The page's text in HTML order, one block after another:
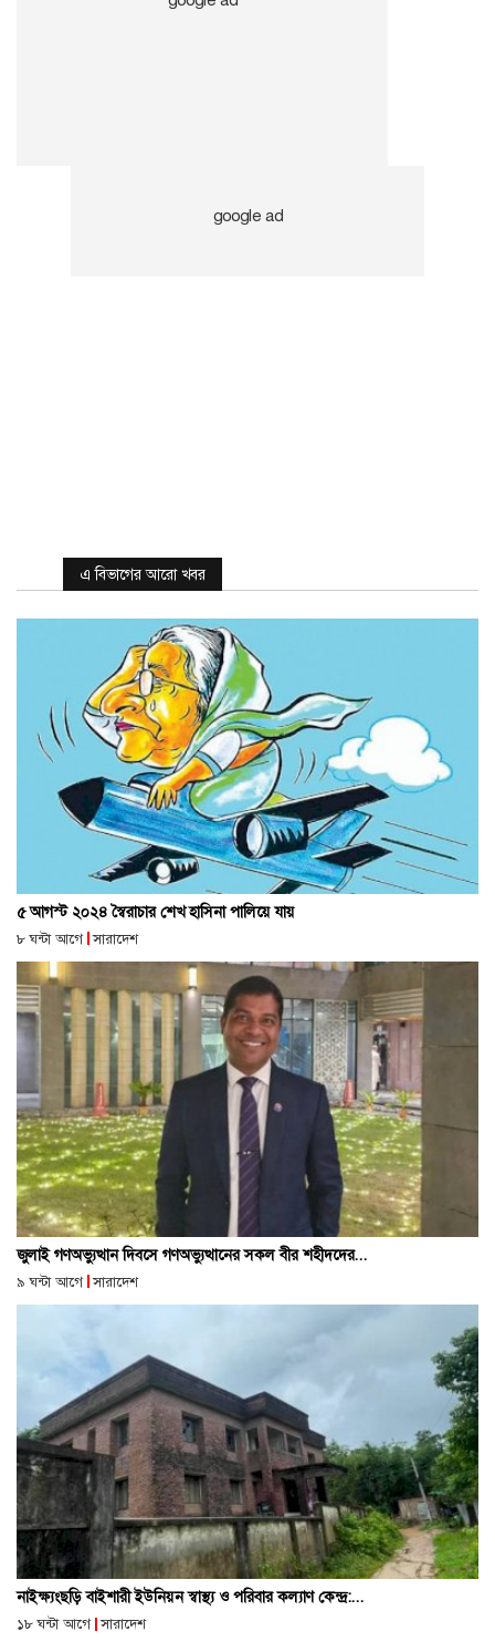
এ বিভাগের আরো খবর
৫ আগস্ট ২০২৪ স্বৈরাচার শেখ হাসিনা পালিয়ে যায়
৮ ঘন্টা আগে সারাদেশ
জুলাই গণঅভ্যুত্থান দিবসে গণঅভ্যুত্থানের সকল বীর শহীদদের...
৯ ঘন্টা আগে সারাদেশ
নাইক্ষ্যংছড়ি বাইশারী ইউনিয়ন স্বাস্থ্য ও পরিবার কল্যাণ কেন্দ্র:...
১৮ ঘন্টা আগে সারাদেশ